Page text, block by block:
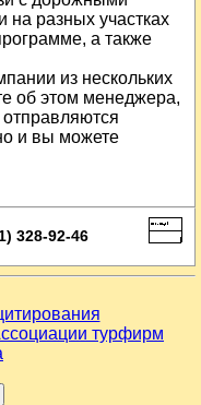
разных участках
а также
из нескольких
об этом менеджера,
отправляются
и вы можете
328-92-46